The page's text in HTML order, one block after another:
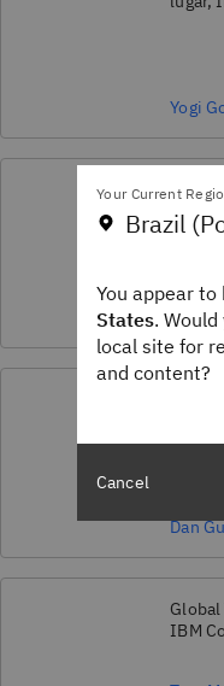
Yogi
IBM
Khalid
Dan
IBM
Your Current
Brazil
You appear
States.
local site for
and content?
Cancel